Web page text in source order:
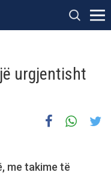
urgjentisht
me takime të